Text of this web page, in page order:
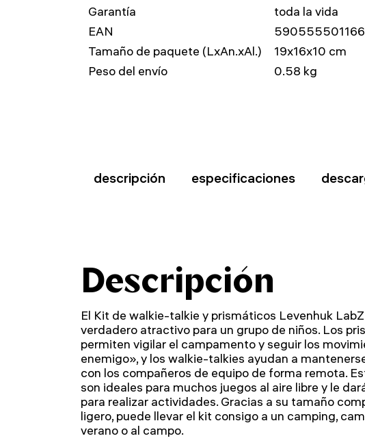
Garantía
toda la vida
EAN
Tamaño de paquete (LxAn.xAl.)
19x16x10 cm
Peso del envío
0.58 kg
descripción especificaciones
Descripción
El Kit de walkie-talkie y prismáticos Levenhuk
verdadero atractivo para un grupo de niños. Los
permiten vigilar el campamento y seguir los
enemigo», y los walkie-talkies ayudan a
con los compañeros de equipo de forma remota.
son ideales para muchos juegos al aire libre y le
para realizar actividades. Gracias a su tamaño
ligero, puede llevar el kit consigo a un camping,
verano o al campo.